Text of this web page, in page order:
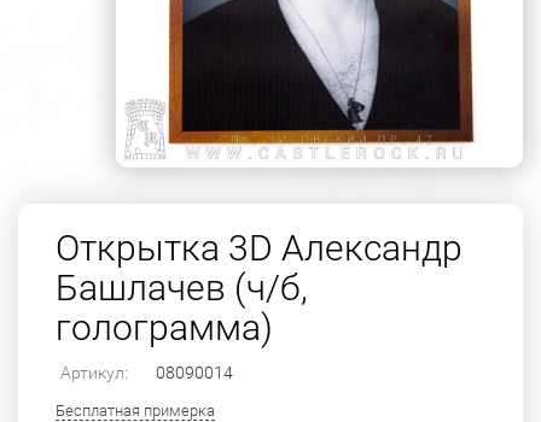
Открытка 3D Александр
Башлачев (ч/б,
голограмма)
Артикул: 08090014
Бесплатная примерка